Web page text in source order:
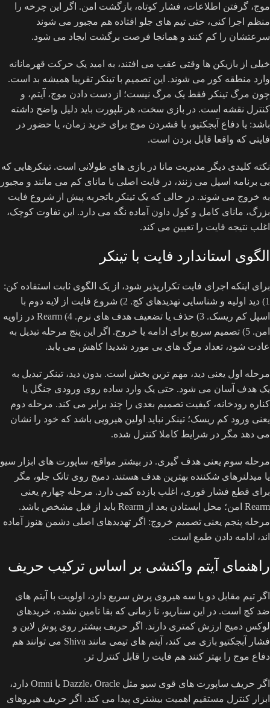
موج، گرفتن اطلاعات، فشار کوتاه، بازگشت امن. اگر این چرخه را
منظم اجرا کنی، حتی تیم های جلو افتاده هم مجبور می شوند
سرعتشان را کم کنند و همانجا فرصت برگشت ایجاد می شود.
خیلی از بازیکن ها وقتی عقب می افتند، به امید یک حرکت قهرمانانه
وارد منطقه کور می شوند. این تصمیم با تینکر تقریبا همیشه بد است.
چون مرگ تینکر فقط یک مرگ نیست؛ از دست دادن موج، آیتم، و
کنترل نقشه است. در بازی سخت، هر تلپورت باید دلیل واضح داشته
باشد: یا دفاع آبجکتیو، یا فشردن موج برای خرید زمان، یا حضور در
فایتی که واقعا قابل بردن است.
نکته کلیدی دیگر مدیریت مانا در بازی های طولانی است. تینکرهایی که
بی برنامه اسپل می زنند، در فایت اصلی با مانای کم می مانند و مجبور
به خروج می شوند. در حالی که یک تینکر باتجربه پیش از شروع فایت
بزرگ، مانای کامل و کول داون آماده نگه می دارد. این تفاوت کوچک،
اغلب نتیجه فایت را تعیین می کند.
الگوی استاندارد فایت با تینکر
برای اینکه اجرای فایت تکرارپذیر شود، از یک الگوی ثابت استفاده کن:
1) دید اولیه و شناسایی تهدیدهای کچ. 2) شروع فایت از لایه دوم با
اسپل کم ریسک. 3) حذف یا تضعیف هدف های نرم. 4) Rearm در زاویه
امن. 5) تصمیم سریع برای ادامه یا خروج. اگر این پنج مرحله تبدیل به
عادت شود، تعداد مرگ های بی مورد شدیدا کاهش می یابد.
مرحله اول یعنی دید، مهم ترین بخش است. بدون دید، تینکر تبدیل به
یک هدف آسان می شود. حتی یک وارد ساده روی ورودی جنگل یا
کناره رودخانه، کیفیت تصمیم بعدی را چند برابر می کند. مرحله دوم
یعنی ورود کم ریسک؛ تینکر نباید اولین هیرویی باشد که خود را نشان
می دهد مگر در شرایط کاملا کنترل شده.
مرحله سوم یعنی هدف گیری. در بیشتر مواقع، ساپورت های ابزار سیو
یا میدلنرهای شکننده بهترین هدف هستند. دمیج روی تانک جلو، مگر
برای قطع فشار فوری، اغلب بازده کمی دارد. مرحله چهارم یعنی
Rearm امن؛ محل ایستادن بعد از Rearm باید از قبل مشخص باشد.
مرحله پنجم یعنی تصمیم خروج: اگر تهدیدهای اصلی دشمن هنوز آماده
اند، ادامه دادن طمع است.
راهنمای آیتم واکنشی بر اساس ترکیب حریف
اگر تیم مقابل دو یا سه هیروی پرش سریع دارد، اولویت با آیتم های
ضد کچ است. در این سناریو، تا زمانی که بقا تامین نشده، خریدهای
لوکس دمیج ارزش کمتری دارند. اگر حریف بیشتر روی پوش لاین و
فشار آبجکتیو بازی می کند، آیتم های تیمی مانند Shiva می توانند هم
دفاع موج را بهتر کنند هم فایت را قابل کنترل تر.
اگر حریف ساپورت های قوی سیو مثل Dazzle، Oracle یا Omni دارد،
ابزار کنترل مستقیم اهمیت بیشتری پیدا می کند. اگر حریف هیروهای